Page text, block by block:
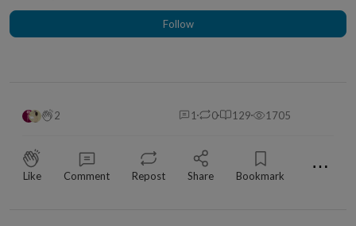
Follow
2 1 0 129 1705
Like Comment Repost Share Bookmark ⋯